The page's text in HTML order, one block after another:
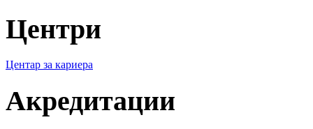
Центри
Центар за кариера
Акредитации